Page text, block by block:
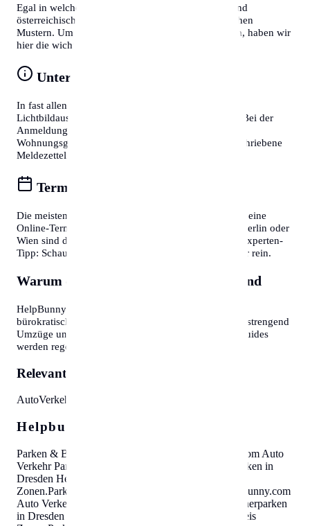
Egal in welcher Stadt Sie sich befinden, deutsche und
österreichische Behördenprozesse folgen oft ähnlichen
Mustern. Um Zeit zu sparen und Frust zu vermeiden, haben wir
hier die wichtigsten Tipps für Sie zusammengefasst:
Unterlagen vorbereiten
In fast allen Fällen benötigen Sie einen gültigen
Lichtbildausweis (Reisepass oder Personalausweis). Bei der
Anmeldung eines Wohnsitzes ist zudem die
Wohnungsgeberbestätigung (in DE) bzw. der unterschriebene
Meldezettel (in AT) zwingend erforderlich.
Termine online buchen
Die meisten Bürgerservice-Stellen bieten mittlerweile eine
Online-Terminvereinbarung an. In Großstädten wie Berlin oder
Wien sind diese oft Wochen im Voraus ausgebucht. Experten-
Tipp: Schauen Sie morgens gegen 7:30 oder 8:00 Uhr rein.
Warum diese Informationen wichtig sind
HelpBunny.com hat es sich zur Aufgabe gemacht,
bürokratische Hürden abzubauen. Wir wissen, wie anstrengend
Umzüge und Behördengänge sein können. Unsere Guides
werden regelmäßig aktualisiert.
Relevante Themen:
AutoVerkehr
Helpbunny.com SEO Cloud
Parken & Bewohnerparken in Dresden Helpbunny.com Auto
Verkehr Parkausweis Zonen
Parken & Bewohnerparken in
Dresden Helpbunny.com
Zonen.Parken & Bewohnerparken in Dresden
Helpbunny.com
Auto Verkehr Parkausweis Zonen
Parken & Bewohnerparken
in Dresden
Auto Verkehr Parkausweis